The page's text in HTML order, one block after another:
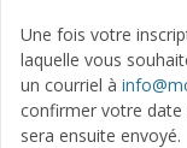
Une fois votre
laquelle vous
un courriel à
confirmer votre date
sera ensuite envoyé.